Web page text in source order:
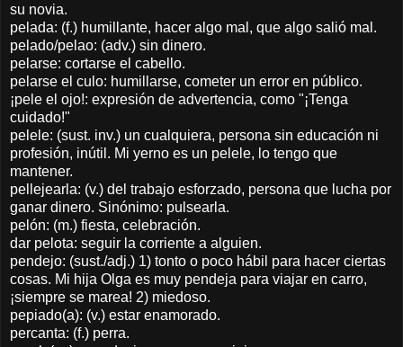
su novia.
pelada: (f.) humillante, hacer algo mal, que algo salió mal.
pelado/pelao: (adv.) sin dinero.
pelarse: cortarse el cabello.
pelarse el culo: humillarse, cometer un error en público.
¡pele el ojo!: expresión de advertencia, como "¡Tenga
cuidado!"
pelele: (sust. inv.) un cualquiera, persona sin educación ni
profesión, inútil. Mi yerno es un pelele, lo tengo que
mantener.
pellejearla: (v.) del trabajo esforzado, persona que lucha por
ganar dinero. Sinónimo: pulsearla.
pelón: (m.) fiesta, celebración.
dar pelota: seguir la corriente a alguien.
pendejo: (sust./adj.) 1) tonto o poco hábil para hacer ciertas
cosas. Mi hija Olga es muy pendeja para viajar en carro,
¡siempre se marea! 2) miedoso.
pepiado(a): (v.) estar enamorado.
percanta: (f.) perra.